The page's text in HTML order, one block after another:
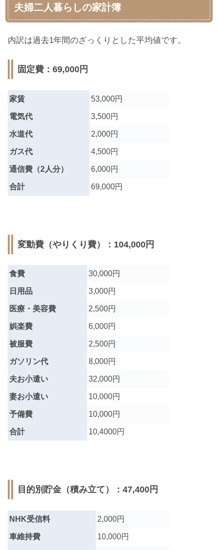
夫婦二人暮らしの家計簿
内訳は過去1年間のざっくりとした平均値です。
固定費：69,000円
家賃 53,000円
電気代 3,500円
水道代 2,000円
ガス代 4,500円
通信費（2人分） 6,000円
合計 69,000円
変動費（やりくり費）：104,000円
食費 30,000円
日用品 3,000円
医療・美容費 2,500円
娯楽費 6,000円
被服費 2,500円
ガソリン代 8,000円
夫お小遣い 32,000円
妻お小遣い 10,000円
予備費 10,000円
合計 10,4000円
目的別貯金（積み立て）：47,400円
NHK受信料 2,000円
車維持費 10,000円